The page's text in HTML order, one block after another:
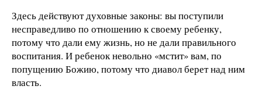
Здесь действуют духовные законы: вы поступили
несправедливо по отношению к своему ребенку,
потому что дали ему жизнь, но не дали правильного
воспитания. И ребенок невольно «мстит» вам, по
попущению Божию, потому что диавол берет над ним
власть.